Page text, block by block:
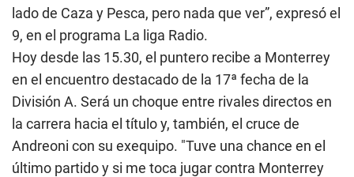
lado de Caza y Pesca, pero nada que ver”, expresó el
9, en el programa La liga Radio.
Hoy desde las 15.30, el puntero recibe a Monterrey
en el encuentro destacado de la 17ª fecha de la
División A. Será un choque entre rivales directos en
la carrera hacia el título y, también, el cruce de
Andreoni con su exequipo. "Tuve una chance en el
último partido y si me toca jugar contra Monterrey